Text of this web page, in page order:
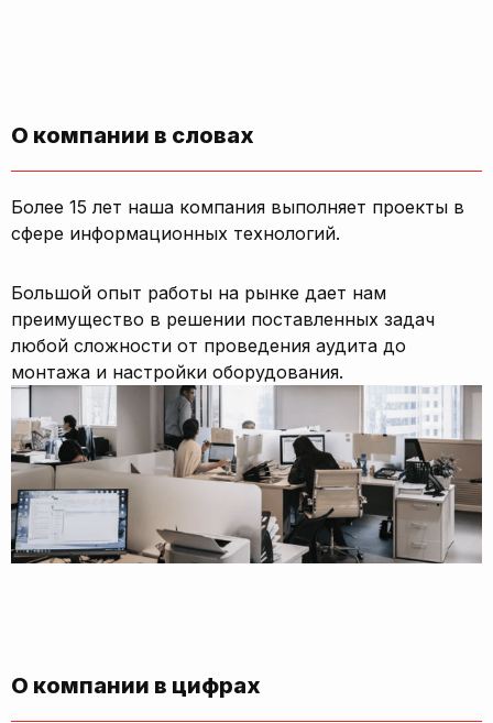
О компании в словах
Более 15 лет наша компания выполняет проекты в
сфере информационных технологий.
Большой опыт работы на рынке дает нам
преимущество в решении поставленных задач
любой сложности от проведения аудита до
монтажа и настройки оборудования.
О компании в цифрах